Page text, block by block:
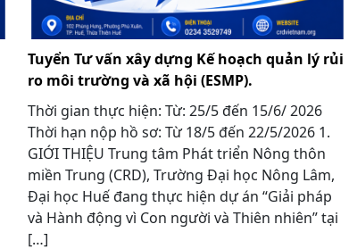
Tuyển Tư vấn xây dựng Kế hoạch quản lý rủi
ro môi trường và xã hội (ESMP).
Thời gian thực hiện: Từ: 25/5 đến 15/6/ 2026
Thời hạn nộp hồ sơ: Từ 18/5 đến 22/5/2026 1.
GIỚI THIỆU Trung tâm Phát triển Nông thôn
miền Trung (CRD), Trường Đại học Nông Lâm,
Đại học Huế đang thực hiện dự án “Giải pháp
và Hành động vì Con người và Thiên nhiên” tại
[…]